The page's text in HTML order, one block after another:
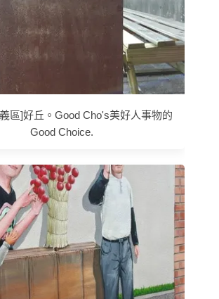
區]好丘。Good Cho's美好人事物的
Good Choice.